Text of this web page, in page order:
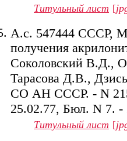
Титульный лист [
А.с. 547444 СССР,
получения
Соколовский В.Д.,
Тарасова Д.В.,
СО АН СССР. - N
25.02.77, Бюл. N 7. -
Титульный лист [